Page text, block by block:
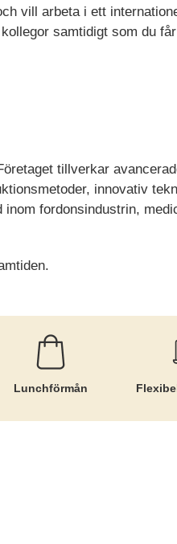
vill arbeta i ett
samtidigt som du
tillverkar
innovativ
fordonsindustrin,
Lunchförmån